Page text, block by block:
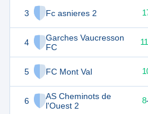
3 Fc asnieres 2
4
Garches Vaucresson
FC
5 FC Mont Val
6
AS Cheminots de
l'Ouest 2
32 22 11
27 8-